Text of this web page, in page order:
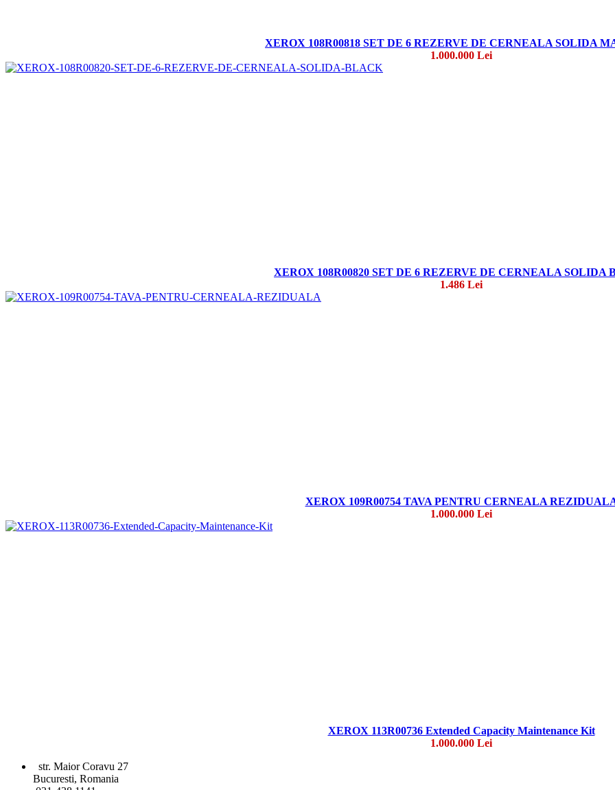
XEROX 108R00818 SET DE 6 REZERVE DE CERNEALA SOLIDA
1.000.000 Lei
XEROX 108R00820 SET DE 6 REZERVE DE CERNEALA SOLIDA
1.486 Lei
XEROX 109R00754 TAVA PENTRU CERNEALA
1.000.000 Lei
XEROX 113R00736 Extended Capacity Maintenance Kit
1.000.000 Lei
str. Maior Coravu 27
Bucuresti, Romania